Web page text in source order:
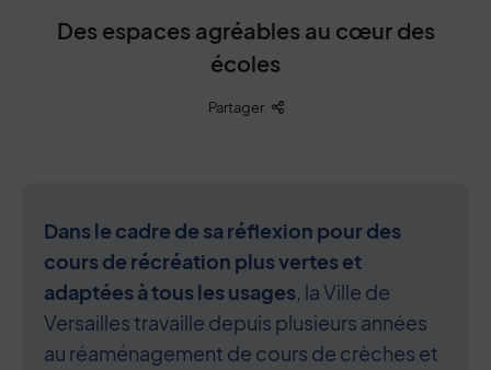
Des espaces agréables au cœur des
écoles
Partager Liste des liens de partage
Dans le cadre de sa réflexion pour des
cours de récréation plus vertes et
adaptées à tous les usages, la Ville de
Versailles travaille depuis plusieurs années
au réaménagement de cours de crèches et